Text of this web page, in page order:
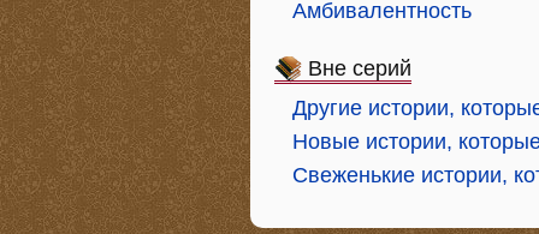
Амбивалентность
Вне серий
Другие истории,
Новые истории,
Свеженькие истории,